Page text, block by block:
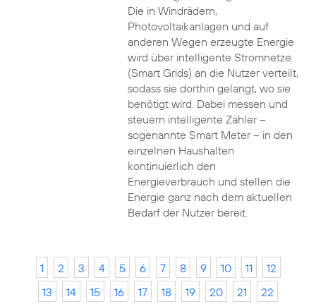
Die in Windrädern,
Photovoltaikanlagen und auf
anderen Wegen erzeugte Energie
wird über intelligente Stromnetze
(Smart Grids) an die Nutzer verteilt,
sodass sie dorthin gelangt, wo sie
benötigt wird. Dabei messen und
steuern intelligente Zähler –
sogenannte Smart Meter – in den
einzelnen Haushalten
kontinuierlich den
Energieverbrauch und stellen die
Energie ganz nach dem aktuellen
Bedarf der Nutzer bereit.
1 2 3 4 5 6 7 8 9 10 11
12
13
14 15 16 17 18 19 20 21
22